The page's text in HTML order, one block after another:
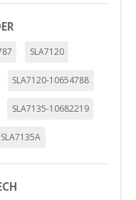
SLA7120
SLA7120-10654788
SLA7135-10682219
SLA7135A